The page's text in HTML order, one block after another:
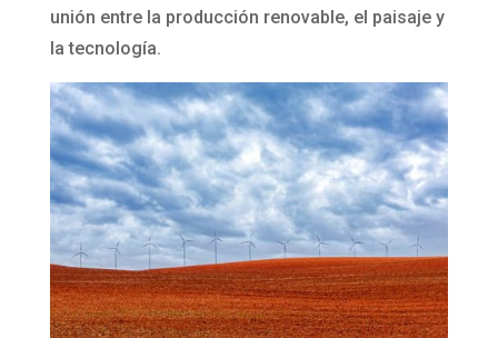
unión entre la producción renovable, el paisaje y
la tecnología.